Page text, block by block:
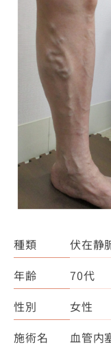
種類
伏在静
年齢
70代
性別
女性
施術名
血管内